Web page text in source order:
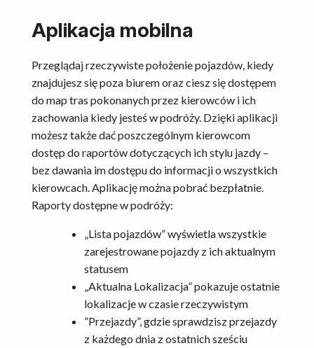
Aplikacja mobilna
Przeglądaj rzeczywiste położenie pojazdów, kiedy
znajdujesz się poza biurem oraz ciesz się dostępem
do map tras pokonanych przez kierowców i ich
zachowania kiedy jesteś w podróży. Dzięki aplikacji
możesz także dać poszczególnym kierowcom
dostęp do raportów dotyczących ich stylu jazdy –
bez dawania im dostępu do informacji o wszystkich
kierowcach. Aplikację można pobrać bezpłatnie.
Raporty dostępne w podróży:
„Lista pojazdów” wyświetla wszystkie
zarejestrowane pojazdy z ich aktualnym
statusem
„Aktualna Lokalizacja” pokazuje ostatnie
lokalizacje w czasie rzeczywistym
”Przejazdy”, gdzie sprawdzisz przejazdy
z każdego dnia z ostatnich sześciu